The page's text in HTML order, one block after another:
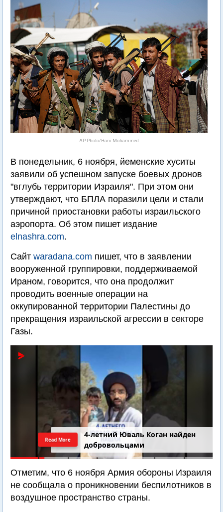
AP Photo/Hani Mohammed
В понедельник, 6 ноября, йеменские хуситы
заявили об успешном запуске боевых дронов
"вглубь территории Израиля". При этом они
утверждают, что БПЛА поразили цели и стали
причиной приостановки работы израильского
аэропорта. Об этом пишет издание
elnashra.com.
Сайт waradana.com пишет, что в заявлении
вооруженной группировки, поддерживаемой
Ираном, говорится, что она продолжит
проводить военные операции на
оккупированной территории Палестины до
прекращения израильской агрессии в секторе
Газы.
4-летний Юваль Коган найден
добровольцами
Read More
Отметим, что 6 ноября Армия обороны Израиля
не сообщала о проникновении беспилотников в
воздушное пространство страны.